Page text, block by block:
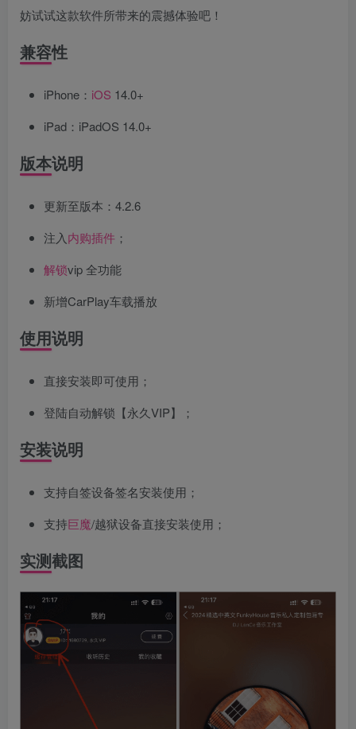
妨试试这款软件所带来的震撼体验吧！
兼容性
iPhone： iOS 14.0+
iPad：iPadOS 14.0+
版本说明
更新至版本：4.2.6
注入内购插件 ；
解锁vip 全功能
新增CarPlay车载播放
使用说明
直接安装即可使用；
登陆自动解锁【永久VIP】；
安装说明
支持自签设备签名安装使用；
支持巨魔/越狱设备直接安装使用；
实测截图